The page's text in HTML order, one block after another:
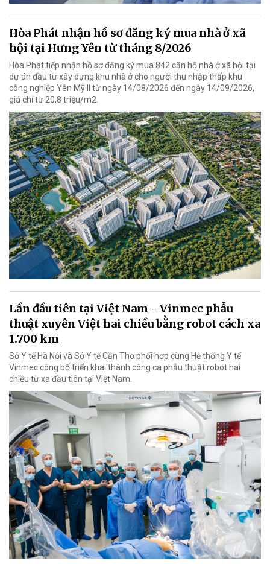
Hòa Phát nhận hồ sơ đăng ký mua nhà ở xã
hội tại Hưng Yên từ tháng 8/2026
Hòa Phát tiếp nhận hồ sơ đăng ký mua 842 căn hộ nhà ở xã hội tại
dự án đầu tư xây dựng khu nhà ở cho người thu nhập thấp khu
công nghiệp Yên Mỹ II từ ngày 14/08/2026 đến ngày 14/09/2026,
giá chỉ từ 20,8 triệu/m2.
Lần đầu tiên tại Việt Nam - Vinmec phẫu
thuật xuyên Việt hai chiều bằng robot cách xa
1.700 km
Sở Y tế Hà Nội và Sở Y tế Cần Thơ phối hợp cùng Hệ thống Y tế
Vinmec công bố triển khai thành công ca phẫu thuật robot hai
chiều từ xa đầu tiên tại Việt Nam.